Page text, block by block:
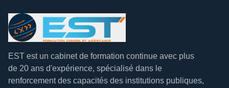
EST est un cabinet de formation continue avec plus
de 20 ans d'expérience, spécialisé dans le
renforcement des capacités des institutions publiques,